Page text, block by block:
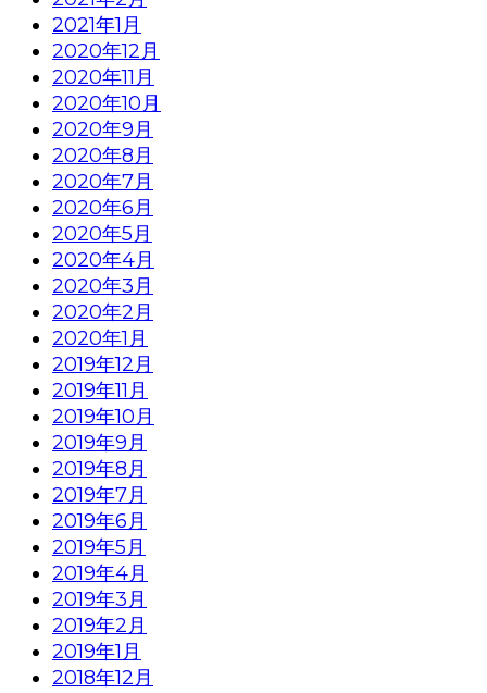
2021年1月
2020年12月
2020年11月
2020年10月
2020年9月
2020年8月
2020年7月
2020年6月
2020年5月
2020年4月
2020年3月
2020年2月
2020年1月
2019年12月
2019年11月
2019年10月
2019年9月
2019年8月
2019年7月
2019年6月
2019年5月
2019年4月
2019年3月
2019年2月
2019年1月
2018年12月